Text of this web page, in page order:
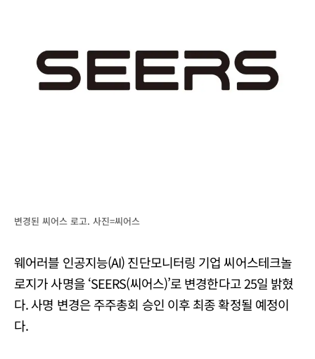
변경된 씨어스 로고. 사진=씨어스
웨어러블 인공지능(AI) 진단모니터링 기업 씨어스테크놀
로지가 사명을 ‘SEERS(씨어스)’로 변경한다고 25일 밝혔
다. 사명 변경은 주주총회 승인 이후 최종 확정될 예정이
다.